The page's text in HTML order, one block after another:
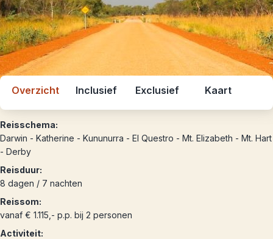
Overzicht Inclusief Exclusief Kaart
Reisschema:
Darwin - Katherine - Kununurra - El Questro - Mt. Elizabeth - Mt. Hart
- Derby
Reisduur:
8 dagen / 7 nachten
Reissom:
vanaf € 1.115,- p.p. bij 2 personen
Activiteit: